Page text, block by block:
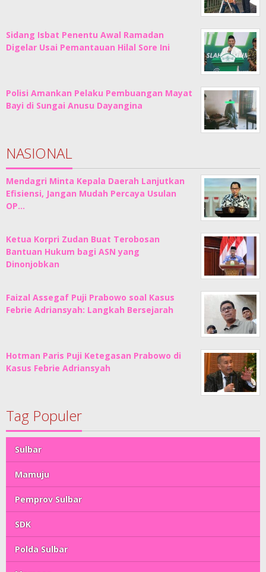
Sidang Isbat Penentu Awal Ramadan
Digelar Usai Pemantauan Hilal Sore Ini
Polisi Amankan Pelaku Pembuangan Mayat
Bayi di Sungai Anusu Dayangina
NASIONAL
Mendagri Minta Kepala Daerah Lanjutkan
Efisiensi, Jangan Mudah Percaya Usulan
OP…
Ketua Korpri Zudan Buat Terobosan
Bantuan Hukum bagi ASN yang
Dinonjobkan
Faizal Assegaf Puji Prabowo soal Kasus
Febrie Adriansyah: Langkah Bersejarah
Hotman Paris Puji Ketegasan Prabowo di
Kasus Febrie Adriansyah
Tag Populer
Sulbar
Mamuju
Pemprov Sulbar
SDK
Polda Sulbar